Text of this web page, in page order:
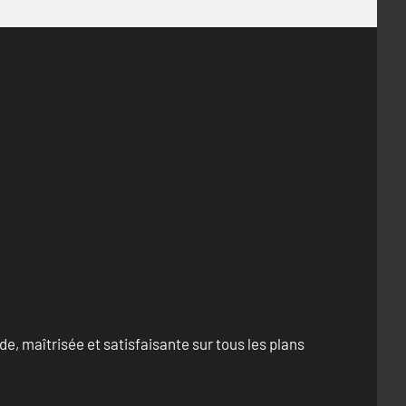
maîtrisée et satisfaisante sur tous les plans